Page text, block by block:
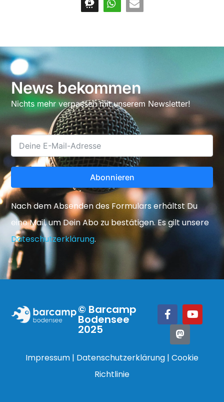
News bekommen
Nichts mehr verpassen mit unserem Newsletter!
Abonnieren
Nach dem Absenden des Formulars erhältst Du
eine Mail, um Dein Abo zu bestätigen. Es gilt unsere
Dateschutzerklärung.
© Barcamp
Bodensee
2025
Impressum | Datenschutzerklärung | Cookie
Richtlinie